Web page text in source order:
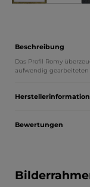
Beschreibung
Das Profil Romy
aufwendig
Bewertungen